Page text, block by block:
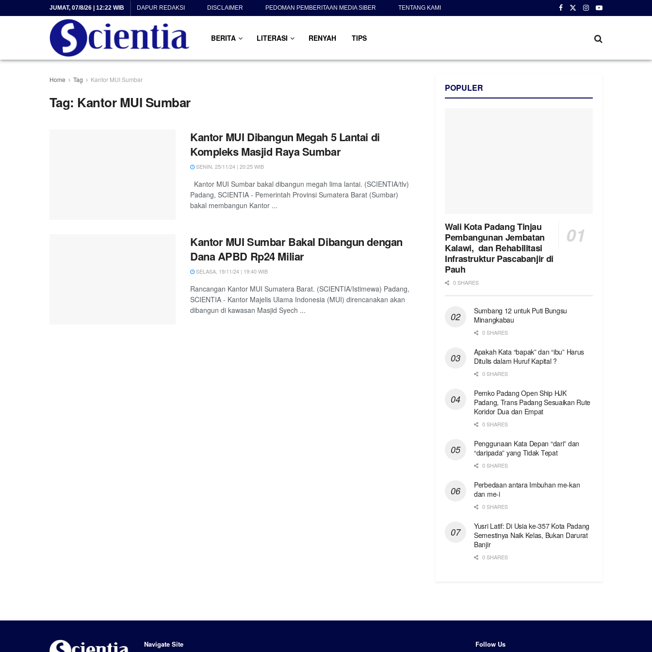
JUMAT, 07/8/26 | 12:22 WIB DAPUR REDAKSI DISCLAIMER PEDOMAN PEMBERITAAN MEDIA SIBER TENTANG KAMI
BERITA LITERASI RENYAH TIPS
Home Tag Kantor MUI Sumbar
Tag: Kantor MUI Sumbar
Kantor MUI Dibangun Megah 5 Lantai di
Kompleks Masjid Raya Sumbar
SENIN, 25/11/24 | 20:25 WIB
Kantor MUI Sumbar bakal dibangun megah lima lantai. (SCIENTIA/tlv)
Padang, SCIENTIA - Pemerintah Provinsi Sumatera Barat (Sumbar)
bakal membangun Kantor ...
Kantor MUI Sumbar Bakal Dibangun dengan
Dana APBD Rp24 Miliar
SELASA, 19/11/24 | 19:40 WIB
Rancangan Kantor MUI Sumatera Barat. (SCIENTIA/Istimewa) Padang,
SCIENTIA - Kantor Majelis Ulama Indonesia (MUI) direncanakan akan
dibangun di kawasan Masjid Syech ...
POPULER
Wali Kota Padang Tinjau
Pembangunan Jembatan
Kalawi, dan Rehabilitasi
Infrastruktur Pascabanjir di
Pauh
0 SHARES
Sumbang 12 untuk Puti Bungsu
Minangkabau
0 SHARES
Apakah Kata “bapak” dan “ibu” Harus
Ditulis dalam Huruf Kapital ?
0 SHARES
Pemko Padang Open Ship HJK
Padang, Trans Padang Sesuaikan Rute
Koridor Dua dan Empat
0 SHARES
Penggunaan Kata Depan “dari” dan
“daripada” yang Tidak Tepat
0 SHARES
Perbedaan antara Imbuhan me-kan
dan me-i
0 SHARES
Yusri Latif: Di Usia ke-357 Kota Padang
Semestinya Naik Kelas, Bukan Darurat
Banjir
0 SHARES
Navigate Site Follow Us